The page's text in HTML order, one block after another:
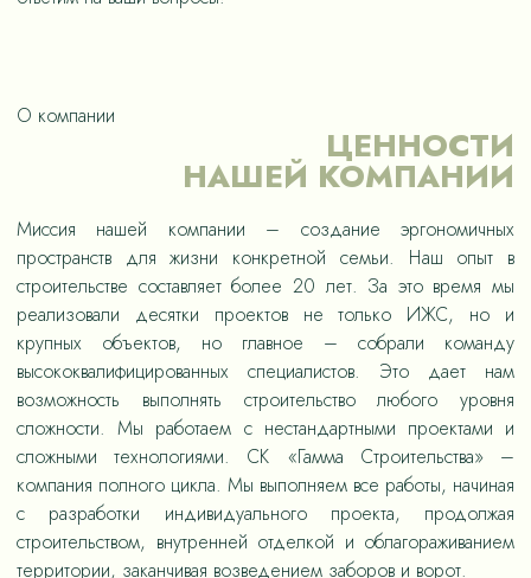
О компании
ЦЕННОСТИ
НАШЕЙ КОМПАНИИ
Миссия нашей компании – создание эргономичных
пространств для жизни конкретной семьи. Наш опыт в
строительстве составляет более 20 лет. За это время мы
реализовали десятки проектов не только ИЖС, но и
крупных объектов, но главное – собрали команду
высококвалифицированных специалистов. Это дает нам
возможность выполнять строительство любого уровня
сложности. Мы работаем с нестандартными проектами и
сложными технологиями. СК «Гамма Строительства» –
компания полного цикла. Мы выполняем все работы, начиная
с разработки индивидуального проекта, продолжая
строительством, внутренней отделкой и облагораживанием
территории, заканчивая возведением заборов и ворот.